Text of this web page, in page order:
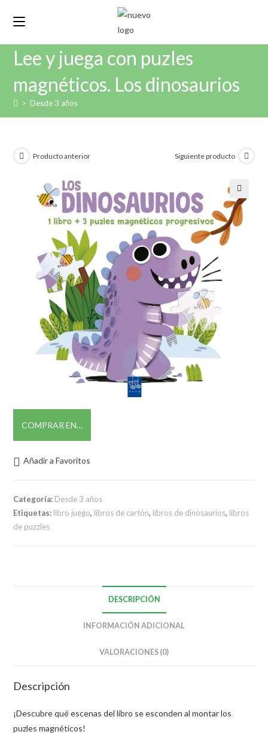
Lee y juega con puzles
magnéticos. Los dinosaurios
> Desde 3 años
Producto anterior Siguiente producto
🔍
COMPRAR EN…
Añadir a Favoritos
Categoría: Desde 3 años
Etiquetas: libro juego, libros de cartón, libros de dinosaurios, libros
de puzzles
DESCRIPCIÓN
INFORMACIÓN ADICIONAL
VALORACIONES (0)
Descripción
¡Descubre qué escenas del libro se esconden al montar los
puzles magnéticos!